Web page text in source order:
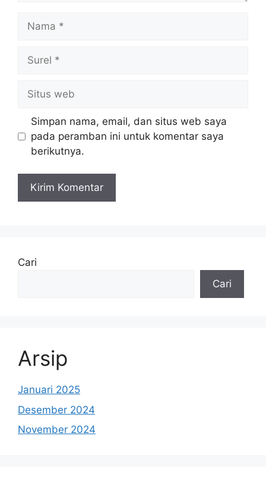
web
Simpan nama, email, dan situs web saya
pada peramban ini untuk komentar saya
berikutnya.
Cari
Cari
Arsip
Januari 2025
Desember 2024
November 2024